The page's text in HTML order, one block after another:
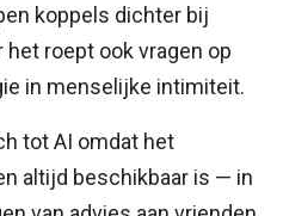
koppels dichter bij
roept ook vragen op
in menselijke intimiteit.
tot AI omdat het
altijd beschikbaar is — in